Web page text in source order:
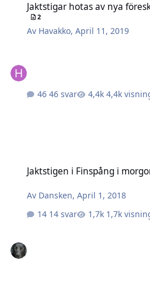
Jaktstigar hotas av nya
2
Av Havakko,April 11, 2019
46 svar 4,4k
Jaktstigen i Finspång i
Av Dansken,April 1, 2018
14 svar
1,7k